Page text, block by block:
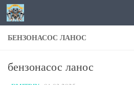
Перейти к содержимому
БЕНЗОНАСОС ЛАНОС
бензонасос ланос